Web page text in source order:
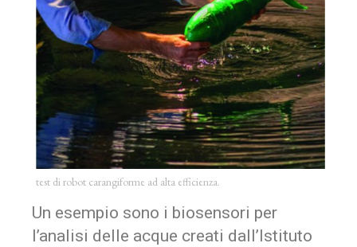
test di robot carangiforme ad alta efficienza.
Un esempio sono i biosensori per
l’analisi delle acque creati dall’Istituto